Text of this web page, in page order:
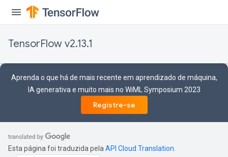
TensorFlow v2.13.1
Aprenda o que há de mais recente em aprendizado de máquina,
IA generativa e muito mais no WiML Symposium 2023
Registre-se
Esta página foi traduzida pela API Cloud Translation